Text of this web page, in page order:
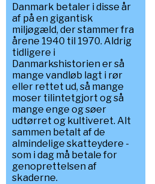
Danmark betaler i disse år
af på en gigantisk
miljøgæld, der stammer fra
årene 1940 til 1970. Aldrig
tidligere i
Danmarkshistorien er så
mange vandløb lagt i rør
eller rettet ud, så mange
moser tilintetgjort og så
mange enge og søer
udtørret og kultiveret. Alt
sammen betalt af de
almindelige skatteydere -
som i dag må betale for
genoprettelsen af
skaderne.